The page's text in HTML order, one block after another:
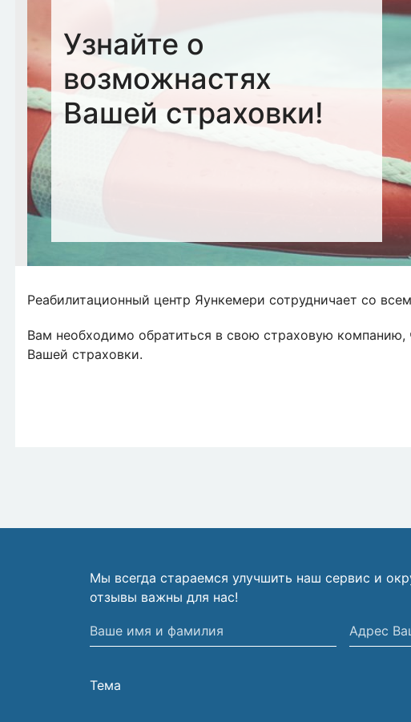
Узнайте о
возможнастях
Вашей страховки!
Реабилитационный центр Яункемери сотрудничает со
Вам необходимо обратиться в свою страховую компанию,
Вашей страховки.
Мы всегда стараемся улучшить наш сервис и
отзывы важны для нас!
Ваше
имя
фамилия
Адрес
Вашей
Тема